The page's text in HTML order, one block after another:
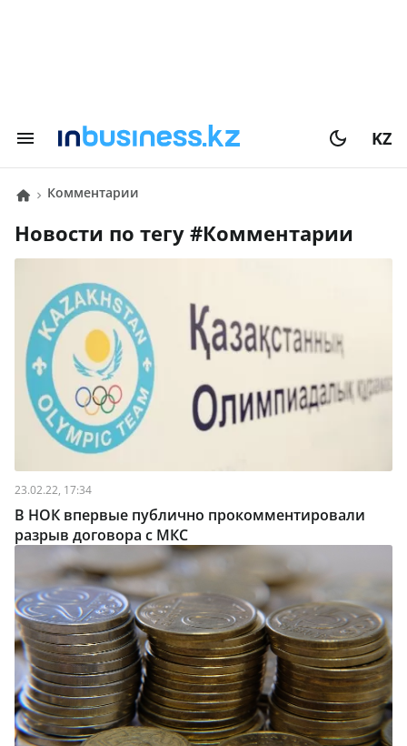
KZ
Комментарии
Новости по тегу # Комментарии
23.02.22, 17:34
В НОК впервые публично прокомментировали
разрыв договора с МКС